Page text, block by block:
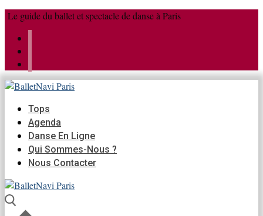
Aller
contenu
Menu
Fermer
Le guide du ballet et spectacle de danse à Paris
Tops
Agenda
Danse En Ligne
Qui Sommes-Nous ?
Nous Contacter